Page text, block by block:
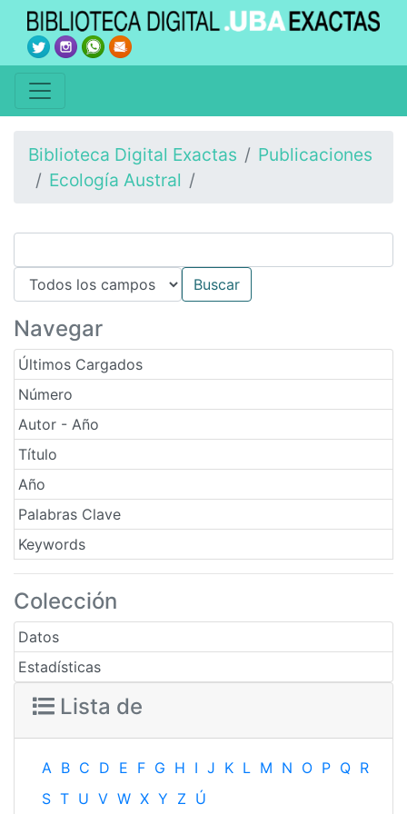
Biblioteca Digital Exactas
Publicaciones
Ecología Austral
Navegar
Últimos Cargados
Número
Autor - Año
Título
Año
Palabras Clave
Keywords
Colección
Datos
Estadísticas
Lista de
A B C D E F G H I J K L M N O P Q R
S T U V W X Y Z Ú